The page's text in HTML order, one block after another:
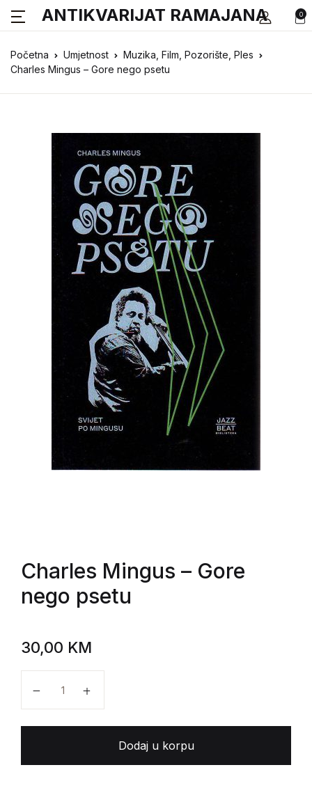
0
ANTIKVARIJAT RAMAJANA
Početna Umjetnost
Muzika, Film, Pozorište, Ples
Charles Mingus – Gore nego psetu
Charles Mingus – Gore
nego psetu
30,00 KM
Dodaj u korpu